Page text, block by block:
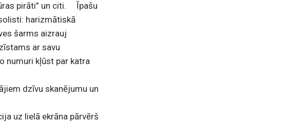
jūras pirāti” un citi. Īpašu
harizmātiskā
šarms aizrauj
ar savu
numuri kļūst par katra
dzīvu skanējumu un
uz lielā ekrāna pārvērš